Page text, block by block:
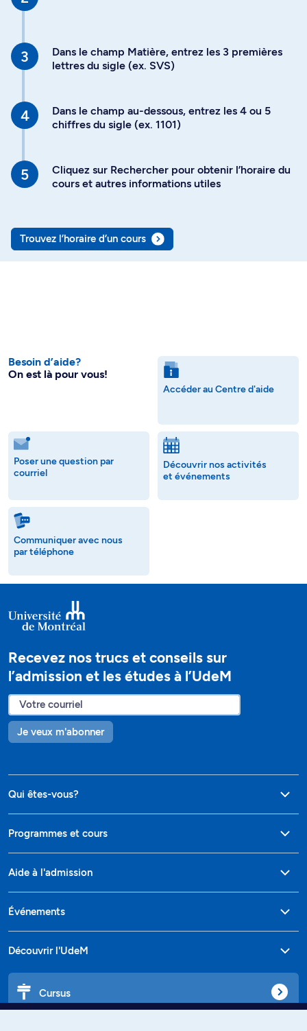
Dans le champ Matière, entrez les 3 premières
lettres du sigle (ex. SVS)
Dans le champ au-dessous, entrez les 4 ou 5
chiffres du sigle (ex. 1101)
Cliquez sur Rechercher pour obtenir l’horaire du
cours et autres informations utiles
Trouvez l’horaire d’un cours
Besoin d’aide?
On est là pour vous!
Accéder au Centre d'aide
Poser une question par
courriel
Découvrir nos activités
et événements
Communiquer avec nous
par téléphone
Recevez nos trucs et conseils sur
l’admission et les études à l’UdeM
Je veux m'abonner
Qui êtes-vous?
Programmes et cours
Aide à l'admission
Événements
Découvrir l'UdeM
Cursus